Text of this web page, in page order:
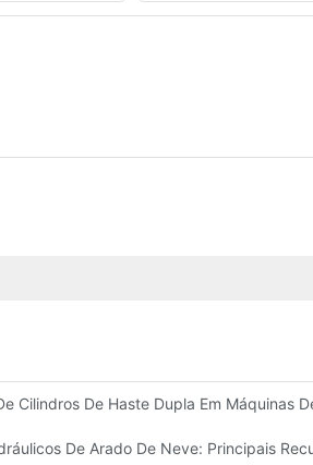
Cilindros De Haste Dupla Em Máquinas
De Arado De Neve: Principais